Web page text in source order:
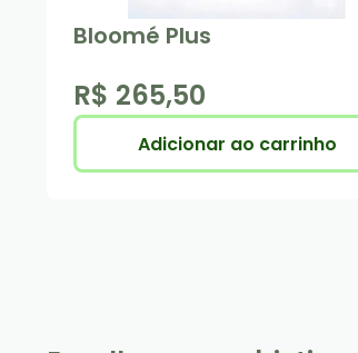
Bloomé Plus
R$ 265,50
Adicionar ao carrinho